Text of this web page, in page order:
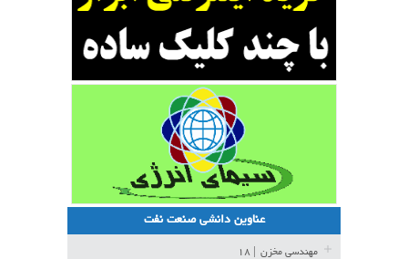
عناوین دانشی صنعت نفت
مهندسی مخزن